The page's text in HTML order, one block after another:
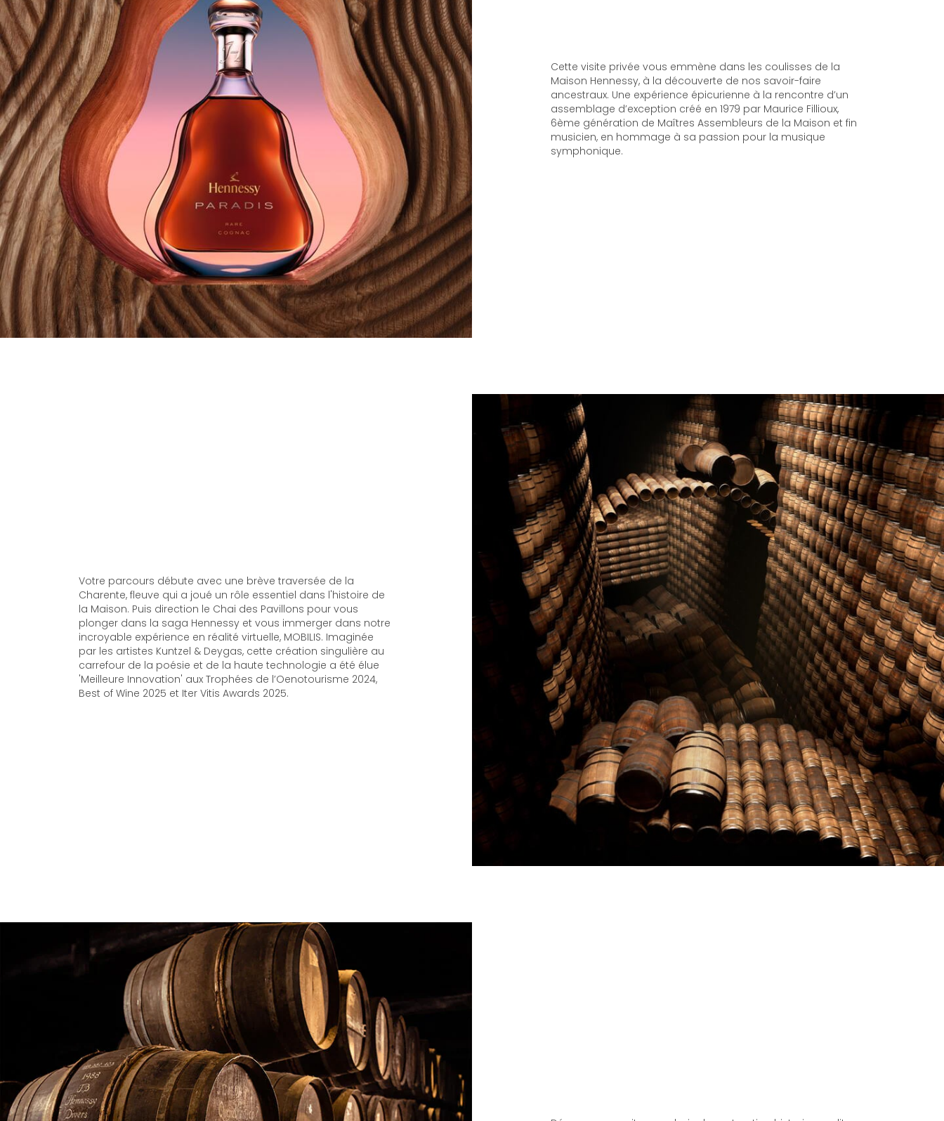
Cette visite privée vous emmène dans les coulisses de la
Maison Hennessy, à la découverte de nos savoir-faire
ancestraux. Une expérience épicurienne à la rencontre d’un
assemblage d’exception créé en 1979 par Maurice Fillioux,
6ème génération de Maîtres Assembleurs de la Maison et fin
musicien, en hommage à sa passion pour la musique
symphonique.
Votre parcours débute avec une brève traversée de la
Charente, fleuve qui a joué un rôle essentiel dans l'histoire de
la Maison. Puis direction le Chai des Pavillons pour vous
plonger dans la saga Hennessy et vous immerger dans notre
incroyable expérience en réalité virtuelle, MOBILIS. Imaginée
par les artistes Kuntzel & Deygas, cette création singulière au
carrefour de la poésie et de la haute technologie a été élue
'Meilleure Innovation' aux Trophées de l’Oenotourisme 2024,
Best of Wine 2025 et Iter Vitis Awards 2025.